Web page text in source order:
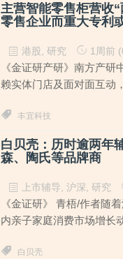
主营智能零售柜营收
零售企业而重大专利
港股 研究 1周前
《金证研产研》南方产
赖实体门店及面对面互动
丰宜科技
白贝壳：历时逾两年
森、陶氏等品牌商
上市辅导 沪深 研究
《金证研》 青梧/作者随
内亲子家庭消费市场增长
白贝壳